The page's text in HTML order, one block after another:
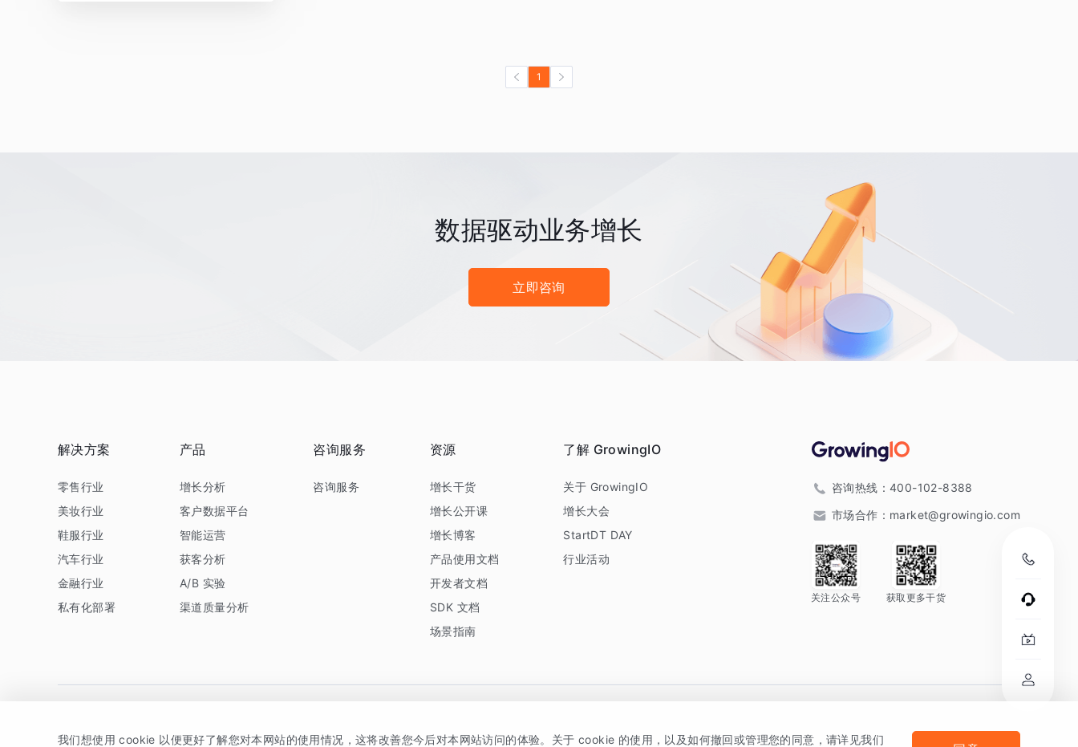
1
数据驱动业务增长
立即咨询
解决方案
零售行业
美妆行业
鞋服行业
汽车行业
金融行业
私有化部署
产品
增长分析
客户数据平台
智能运营
获客分析
A/B 实验
渠道质量分析
咨询服务
咨询服务
资源
增长干货
增长公开课
增长博客
产品使用文档
开发者文档
SDK 文档
场景指南
了解 GrowingIO
关于 GrowingIO
增长大会
StartDT DAY
行业活动
咨询热线： 400-102-8388
市场合作： market@growingio.com
关注公众号 获取更多干货
我们想使用 cookie 以便更好了解您对本网站的使用情况，这将改善您今后对本网站访问的体验。关于 cookie 的使用，以及如何撤回或管理您的同意，请详见我们